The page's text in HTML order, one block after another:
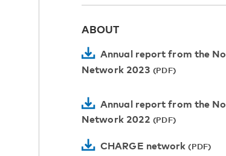
ABOUT
Annual report from the
Network 2023
Annual report from the
Network 2022
CHARGE network